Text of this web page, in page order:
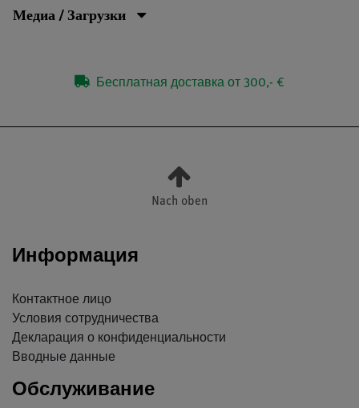
Медиа / Загрузки
Бесплатная доставка от 300,- €
Nach oben
Информация
Контактное лицо
Условия сотрудничества
Декларация о конфиденциальности
Вводные данные
Обслуживание